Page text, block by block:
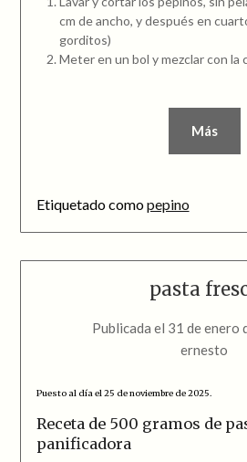
cm de ancho, y después en
gorditos)
Meter en un bol y mezclar con la
Más
Etiquetado comopepino
pasta
Publicada el 31 de enero
ernesto
Puesto al día el 25 de noviembre de 2025.
Receta de 500 gramos de
panificadora